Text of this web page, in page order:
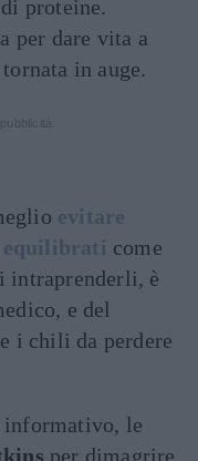
proteine.
per dare vita a
in auge.
evitare
equilibrati come
intraprenderli, è
e del
i chili da perdere
informativo, le
per dimagrire